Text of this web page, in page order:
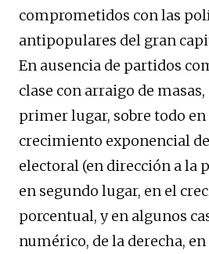
comprometidos con las
antipopulares del gran
En ausencia de partidos
clase con arraigo de
primer lugar, sobre todo
crecimiento exponencial
electoral (en dirección a la
en segundo lugar, en el
porcentual, y en algunos
numérico, de la derecha,